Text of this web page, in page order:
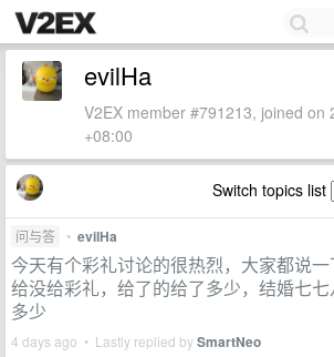
evilHa
V2EX member #791213, joined on
+08:00
Switch topics list
问与答 • evilHa
今天有个彩礼讨论的很热烈，大家都说
给没给彩礼，给了的给了多少，结婚七七
多少
4 days ago • Lastly replied bySmartNeo